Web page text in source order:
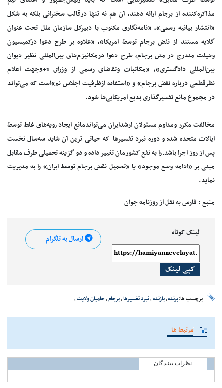
مذاکره‌کننده از برجام ارائه دهند، آن هم نه تنها درقالب سخنرانی بلکه به شکل
«انتشار بیانیه رسمی»، «نامه‌نگاری مکتوب با دبیرکل سازمان ملل تحت عنوان
گلایه مستند از نقض برجام توسط امریکا»، «علاوه بر طرح دعوا درکمیسیون
وهیئت مندرج در متن برجام، طرح دعوا درمکانیزم‌های بین‌المللی نظیر دیوان
بین‌المللی دادگستری»، «مکاتبات وتقاضای رسمی از وزرای 1+5جهت اعلام
نظرقطعی درباره نقض برجام» و «استفاده ازظرفیت اجلاس نم»است که می‌تواند
در مجموع مانع تفسیرگذاری بدیع امریکایی‌ها شود.
مخالفت مکرر ومداوم مسئولان ارشدایران می‌تواندمانع ایجاد رویه‌های غلط توسط
ایالات متحده شده و دوره نبرد تفسیرها–که حیاتی ترین آن شاید سه‌سال نخست
پس از روز اجرا باشدـ را به نفع کشورمان تغییر داده و دو گزینه تحمیلی طرف مقابل
مبنی بر «ادامه وضع موجود» یا «تحمیل نقض برجام توسط ایران» را به مدیریت
نماید.
منبع : فارس به نقل از روزنامه جوان
لینک کوتاه
کپی لینک
ارسال به تلگرام
برچسب ها:برنده،بازنده،نبرد تفسیرها،برجام،حامیان ولایت،
مرتبط ها
نظرات بینندگان